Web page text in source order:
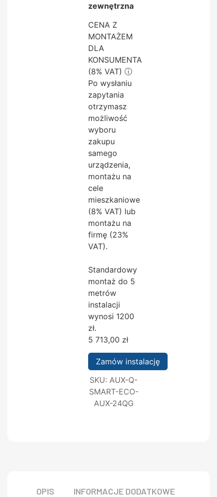
zewnętrzna
CENA Z
MONTAŻEM
DLA
KONSUMENTA
(8% VAT) ⓘ
Po wysłaniu
zapytania
otrzymasz
możliwość
wyboru
zakupu
samego
urządzenia,
montażu na
cele
mieszkaniowe
(8% VAT) lub
montażu na
firmę (23%
VAT).
Standardowy
montaż do 5
metrów
instalacji
wynosi 1200
zł.
5 713,00 zł
Zamów instalację
SKU: AUX-Q-
SMART-ECO-
AUX-24QG
OPIS INFORMACJE DODATKOWE